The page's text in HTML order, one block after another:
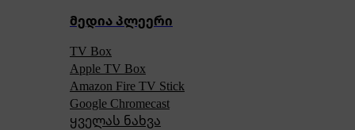
მედია პლეერი
TV Box
Apple TV Box
Amazon Fire TV Stick
Google Chromecast
ყველას ნახვა